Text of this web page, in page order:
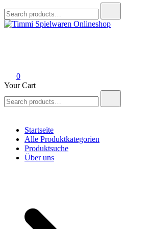
for:
0
Your Cart
for:
Startseite
Alle Produktkategorien
Produktsuche
Über uns